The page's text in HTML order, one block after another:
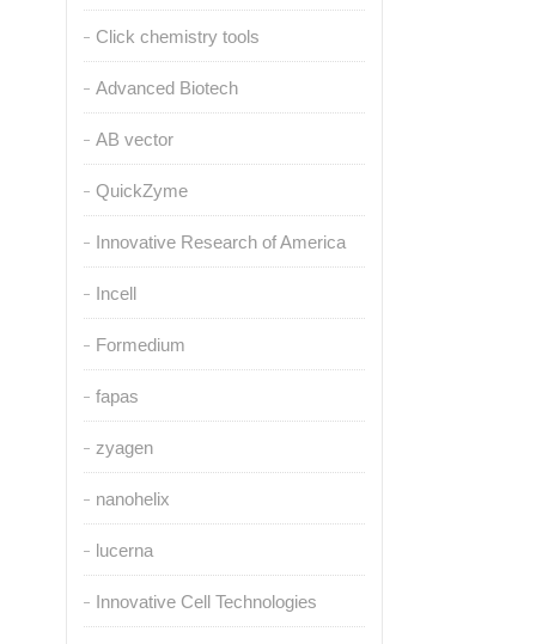
Click chemistry tools
Advanced Biotech
AB vector
QuickZyme
Innovative Research of America
Incell
Formedium
fapas
zyagen
nanohelix
lucerna
Innovative Cell Technologies